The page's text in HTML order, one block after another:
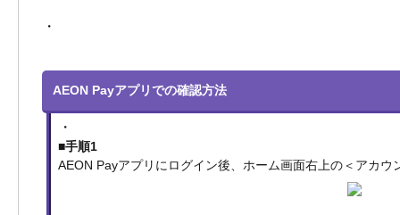
・
AEON Payアプリでの確認方法
・
■手順1
AEON Payアプリにログイン後、ホーム画面右上の＜アカウ